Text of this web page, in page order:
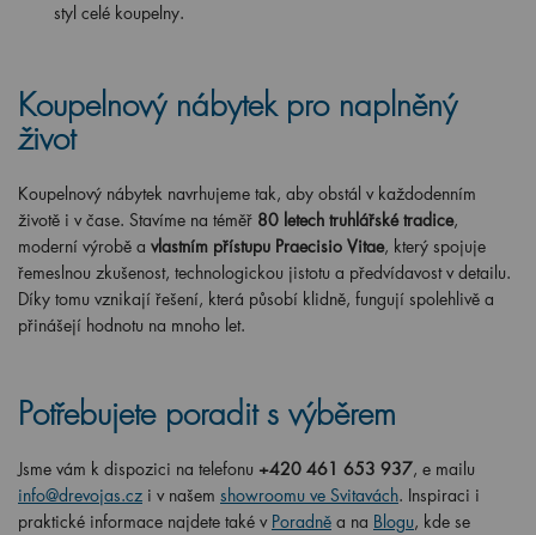
styl celé koupelny.
Koupelnový nábytek pro naplněný
život
Koupelnový nábytek navrhujeme tak, aby obstál v každodenním
životě i v čase. Stavíme na téměř 80 letech truhlářské tradice,
moderní výrobě a vlastním přístupu Praecisio Vitae, který spojuje
řemeslnou zkušenost, technologickou jistotu a předvídavost v detailu.
Díky tomu vznikají řešení, která působí klidně, fungují spolehlivě a
přinášejí hodnotu na mnoho let.
Potřebujete poradit s výběrem
Jsme vám k dispozici na telefonu +420 461 653 937, e mailu
info@drevojas.cz i v našem showroomu ve Svitavách. Inspiraci i
praktické informace najdete také v Poradně a na Blogu, kde se